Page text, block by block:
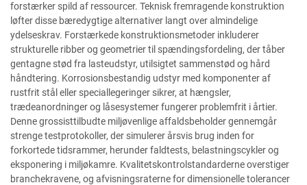
forstærker spild af ressourcer. Teknisk fremragende konstruktion
løfter disse bæredygtige alternativer langt over almindelige
ydelseskrav. Forstærkede konstruktionsmetoder inkluderer
strukturelle ribber og geometrier til spændingsfordeling, der tåber
gentagne stød fra lasteudstyr, utilsigtet sammenstød og hård
håndtering. Korrosionsbestandig udstyr med komponenter af
rustfrit stål eller speciallegeringer sikrer, at hængsler,
trædeanordninger og låsesystemer fungerer problemfrit i årtier.
Denne grossisttilbudte miljøvenlige affaldsbeholder gennemgår
strenge testprotokoller, der simulerer årsvis brug inden for
forkortede tidsrammer, herunder faldtests, belastningscykler og
eksponering i miljøkamre. Kvalitetskontrolstandarderne overstiger
branchekravene, og afvisningsraterne for dimensionelle tolerancer